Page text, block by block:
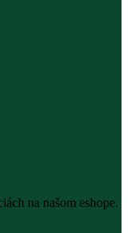
na našom eshope.